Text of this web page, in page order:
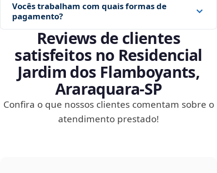
Vocês trabalham com quais formas de
pagamento?
Reviews de clientes
satisfeitos no Residencial
Jardim dos Flamboyants,
Araraquara‑SP
Confira o que nossos clientes comentam sobre o
atendimento prestado!